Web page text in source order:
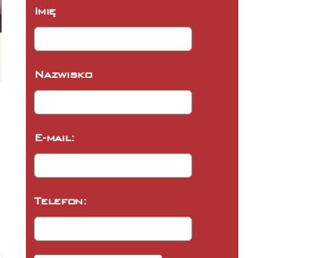
Imię
Nazwisko
E-mail:
Telefon: